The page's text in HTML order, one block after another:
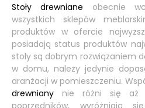
Stoły drewniane obecnie
wszystkich sklepów
produktów w ofercie
posiadają status produktów
stoły są dobrym rozwiązaniem
w domu, należy jedynie
aranżacji w pomieszczeniu.
drewniany nie różni się aż
poprzedników, wyróżniają